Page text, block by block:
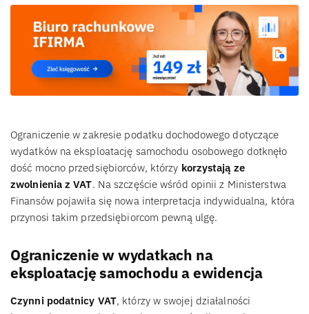
Ograniczenie w zakresie podatku dochodowego dotyczące
wydatków na eksploatację samochodu osobowego dotknęło
dość mocno przedsiębiorców, którzy korzystają ze
zwolnienia z VAT. Na szczęście wśród opinii z Ministerstwa
Finansów pojawiła się nowa interpretacja indywidualna, która
przynosi takim przedsiębiorcom pewną ulgę.
Ograniczenie w wydatkach na
eksploatację samochodu a ewidencja
Czynni podatnicy VAT, którzy w swojej działalności